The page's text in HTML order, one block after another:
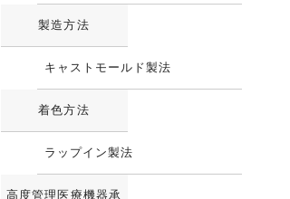
製造方法
キャストモールド製法
着色方法
ラップイン製法
高度管理医療機器承